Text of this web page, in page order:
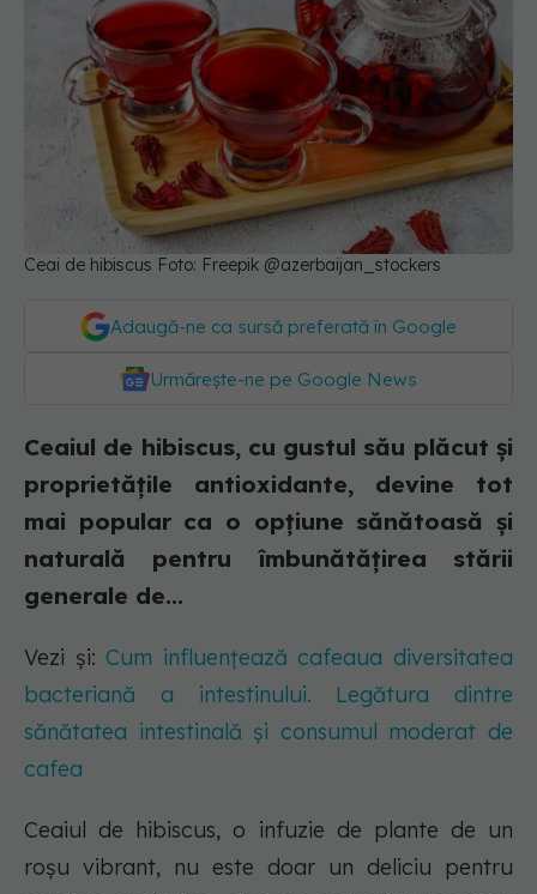
Ceai de hibiscus Foto: Freepik @azerbaijan_stockers
Adaugă-ne ca sursă preferată în Google
Urmărește-ne pe Google News
Ceaiul de hibiscus, cu gustul său plăcut și
proprietățile antioxidante, devine tot
mai popular ca o opțiune sănătoasă și
naturală pentru îmbunătățirea stării
generale de...
Vezi și:Cum influențează cafeaua diversitatea
bacteriană a intestinului. Legătura dintre
sănătatea intestinală și consumul moderat de
cafea
Ceaiul de hibiscus, o infuzie de plante de un
roșu vibrant, nu este doar un deliciu pentru